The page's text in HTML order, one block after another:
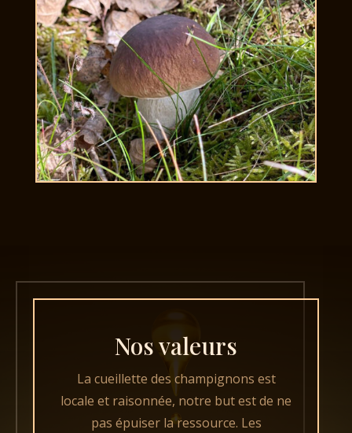
Nos valeurs
La cueillette des champignons est
locale et raisonnée, notre but est de ne
pas épuiser la ressource. Les